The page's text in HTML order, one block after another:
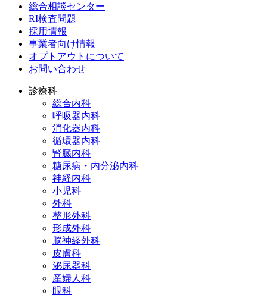
総合相談センター
RI検査問題
採用情報
事業者向け情報
オプトアウトについて
お問い合わせ
診療科
総合内科
呼吸器内科
消化器内科
循環器内科
腎臓内科
糖尿病・内分泌内科
神経内科
小児科
外科
整形外科
形成外科
脳神経外科
皮膚科
泌尿器科
産婦人科
眼科